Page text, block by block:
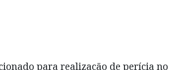
para realização de perícia no